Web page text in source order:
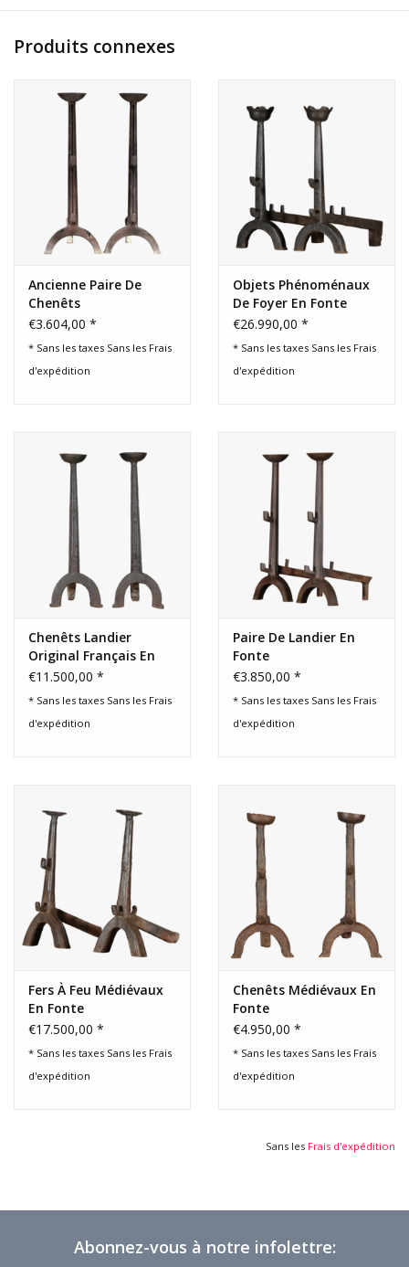
Produits connexes
Ancienne Paire De
Chenêts
€3.604,00 *
* Sans les taxes Sans les Frais
d'expédition
Objets Phénoménaux
De Foyer En Fonte
Médiévale
€26.990,00 *
* Sans les taxes Sans les Frais
d'expédition
Chenêts Landier
Original Français En
Fonte
€11.500,00 *
* Sans les taxes Sans les Frais
d'expédition
Paire De Landier En
Fonte
€3.850,00 *
* Sans les taxes Sans les Frais
d'expédition
Fers À Feu Médiévaux
En Fonte
€17.500,00 *
* Sans les taxes Sans les Frais
d'expédition
Chenêts Médiévaux En
Fonte
€4.950,00 *
* Sans les taxes Sans les Frais
d'expédition
Sans les Frais d'expédition
Abonnez-vous à notre infolettre: